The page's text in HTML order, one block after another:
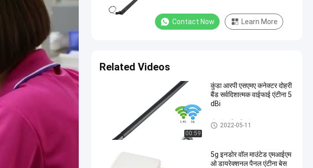
Contact Now Learn More
Related Videos
00:59
कुंडा आरपी एसएमए कनेक्टर दोहरी
बैंड सर्वदिशात्मक वाईफाई एंटीना 5
dBi
ओमनी वाईफाई एंटीना
2022-05-11
5g इनडोर वॉल माउंटेड एमआईएम
ओ डायरेक्शनल पैनल एंटीना बेस